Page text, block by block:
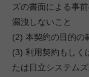
ズの書面による事
漏洩しないこと
(2) 本契約の目的の
(3) 利用契約もしく
たは日立システム